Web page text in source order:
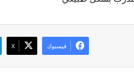
فيسبوك ‫X